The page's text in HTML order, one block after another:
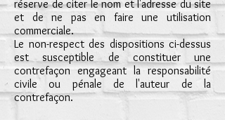
réserve de citer le nom et l'adresse du site
et de ne pas en faire une utilisation
commerciale.
Le non-respect des dispositions ci-dessus
est susceptible de constituer une
contrefaçon engageant la responsabilité
civile ou pénale de l'auteur de la
contrefaçon.